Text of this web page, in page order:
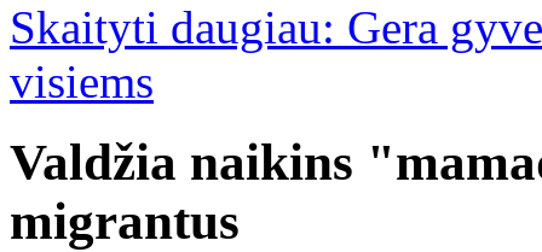
Skaityti daugiau: Gera
visiems
Valdžia naikins
migrantus